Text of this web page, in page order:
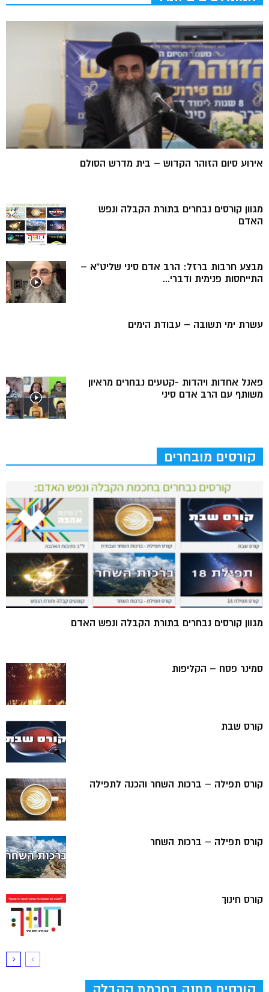
אירוע סיום הזוהר הקדוש – בית מדרש הסולם
מגוון קורסים נבחרים בתורת הקבלה ונפש
האדם
מבצע חרבות ברזל: הרב אדם סיני שליט”א –
התייחסות פנימית ודברי...
עשרת ימי תשובה – עבודת הימים
פאנל אחדות ויהדות -קטעים נבחרים מראיון
משותף עם הרב אדם סיני
קורסים מובחרים
מגוון קורסים נבחרים בתורת הקבלה ונפש האדם
סמינר פסח – הקליפות
קורס שבת
קורס תפילה – ברכות השחר והכנה לתפילה
קורס תפילה – ברכות השחר
קורס חינוך